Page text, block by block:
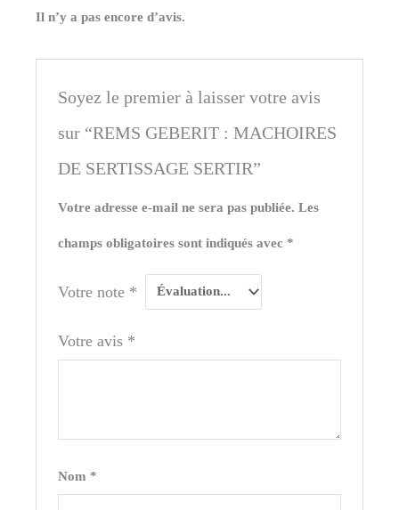
Il n’y a pas encore d’avis.
Soyez le premier à laisser votre avis
sur “REMS GEBERIT : MACHOIRES
DE SERTISSAGE SERTIR”
Votre adresse e-mail ne sera pas publiée. Les
champs obligatoires sont indiqués avec *
Votre note *
Votre avis *
Nom *